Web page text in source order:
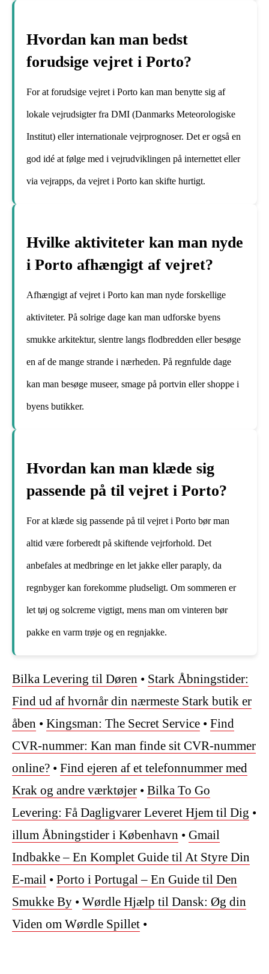
Hvordan kan man bedst
forudsige vejret i Porto?
For at forudsige vejret i Porto kan man benytte sig af
lokale vejrudsigter fra DMI (Danmarks Meteorologiske
Institut) eller internationale vejrprognoser. Det er også en
god idé at følge med i vejrudviklingen på internettet eller
via vejrapps, da vejret i Porto kan skifte hurtigt.
Hvilke aktiviteter kan man nyde
i Porto afhængigt af vejret?
Afhængigt af vejret i Porto kan man nyde forskellige
aktiviteter. På solrige dage kan man udforske byens
smukke arkitektur, slentre langs flodbredden eller besøge
en af ​​de mange strande i nærheden. På regnfulde dage
kan man besøge museer, smage på portvin eller shoppe i
byens butikker.
Hvordan kan man klæde sig
passende på til vejret i Porto?
For at klæde sig passende på til vejret i Porto bør man
altid være forberedt på skiftende vejrforhold. Det
anbefales at medbringe en let jakke eller paraply, da
regnbyger kan forekomme pludseligt. Om sommeren er
let tøj og solcreme vigtigt, mens man om vinteren bør
pakke en varm trøje og en regnjakke.
Bilka Levering til Døren • Stark Åbningstider:
Find ud af hvornår din nærmeste Stark butik er
åben • Kingsman: The Secret Service • Find
CVR-nummer: Kan man finde sit CVR-nummer
online? • Find ejeren af et telefonnummer med
Krak og andre værktøjer • Bilka To Go
Levering: Få Dagligvarer Leveret Hjem til Dig •
illum Åbningstider i København • Gmail
Indbakke – En Komplet Guide til At Styre Din
E-mail • Porto i Portugal – En Guide til Den
Smukke By • Wørdle Hjælp til Dansk: Øg din
Viden om Wørdle Spillet •